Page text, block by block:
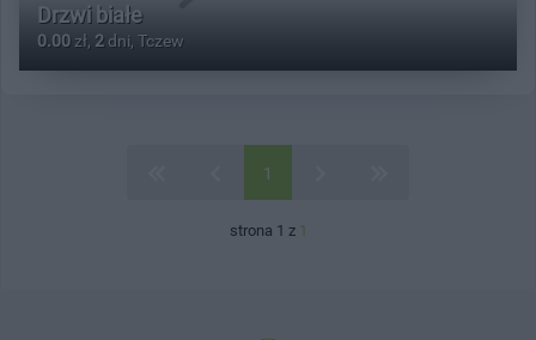
Drzwi białe
0.00 zł, 2 dni, Tczew
1
strona 1 z 1